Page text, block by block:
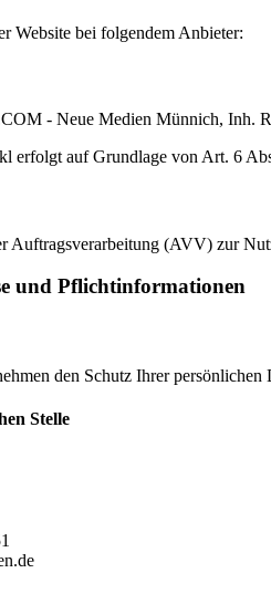
Website bei folgendem Anbieter:
- Neue Medien Münnich, Inh.
erfolgt auf Grundlage von Art. 6
Auftragsverarbeitung (AVV) zur
und Pflicht­informationen
den Schutz Ihrer persönlichen
Stelle